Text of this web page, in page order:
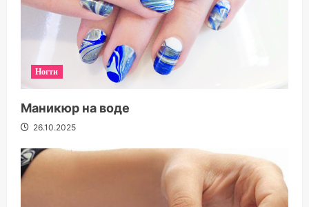
Ногти
Маникюр на воде
26.10.2025